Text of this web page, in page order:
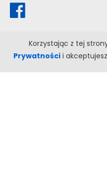
Korzystając z tej
Prywatnościi